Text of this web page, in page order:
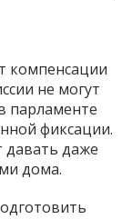
компенсации
не могут
парламенте
фиксации.
давать даже
дома.